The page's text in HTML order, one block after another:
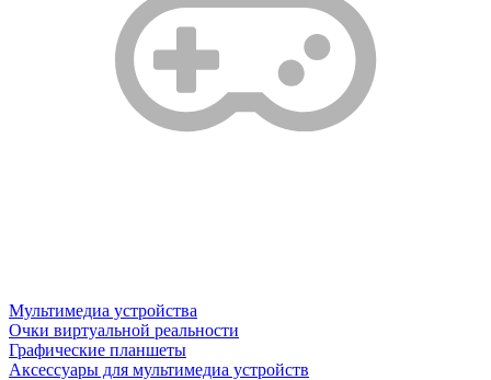
Мультимедиа устройства
Очки виртуальной реальности
Графические планшеты
Аксессуары для мультимедиа устройств